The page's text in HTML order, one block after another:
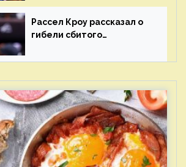
жалобы «Союза отцов»
Рассел Кроу рассказал о
гибели сбитого